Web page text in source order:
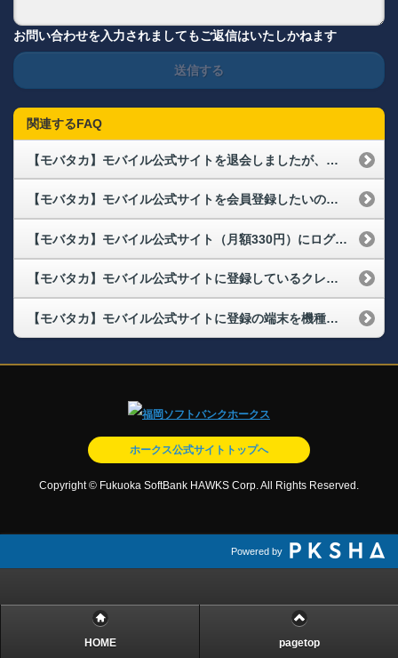
お問い合わせを入力されましてもご返信はいたしかねます
送信する
関連するFAQ
【モバタカ】モバイル公式サイトを退会しましたが、未だにメルマガ（速報メール・選手メール）が届きます。
【モバタカ】モバイル公式サイトを会員登録したいのですが、月額の決済方法を教えてください
【モバタカ】モバイル公式サイト（月額330円）にログインができないのですが、どうしたらいいですか？
【モバタカ】モバイル公式サイトに登録しているクレジットカードが更新されたのですが、どうしたらいいですか？
【モバタカ】モバイル公式サイトに登録の端末を機種変更するときの引継ぎ方法を教えてください
ホークス公式サイトトップへ
Copyright © Fukuoka SoftBank HAWKS Corp. All Rights Reserved.
Powered by
HOME pagetop